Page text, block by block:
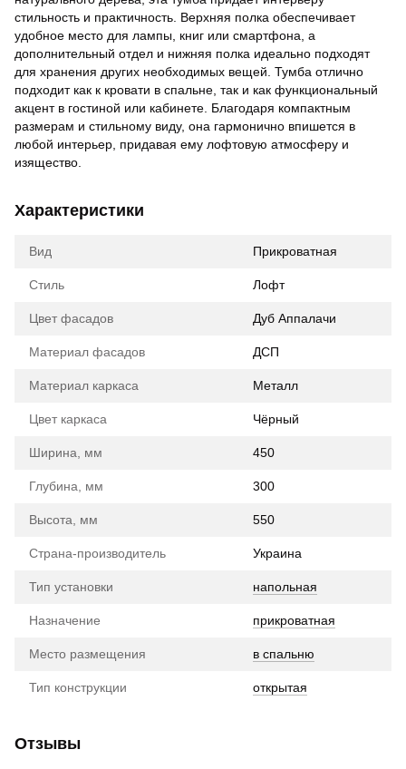
стильность и практичность. Верхняя полка обеспечивает
удобное место для лампы, книг или смартфона, а
дополнительный отдел и нижняя полка идеально подходят
для хранения других необходимых вещей. Тумба отлично
подходит как к кровати в спальне, так и как функциональный
акцент в гостиной или кабинете. Благодаря компактным
размерам и стильному виду, она гармонично впишется в
любой интерьер, придавая ему лофтовую атмосферу и
изящество.
Характеристики
Вид Прикроватная
Стиль Лофт
Цвет фасадов Дуб Аппалачи
Материал фасадов ДСП
Материал каркаса Металл
Цвет каркаса Чёрный
Ширина, мм 450
Глубина, мм 300
Высота, мм 550
Страна-производитель Украина
Тип установки напольная
Назначение прикроватная
Место размещения в спальню
Тип конструкции открытая
Отзывы